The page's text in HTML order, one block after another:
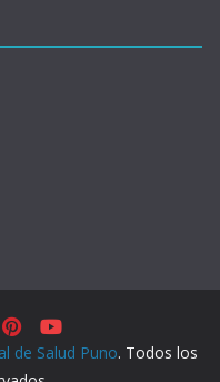
de Salud Puno. Todos los